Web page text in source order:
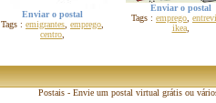
Enviar o postal
Tags : emigrantes emprego
centro
Enviar o postal
Tags : emprego
ikea,
Postais - Envie um postal virtual grátis ou